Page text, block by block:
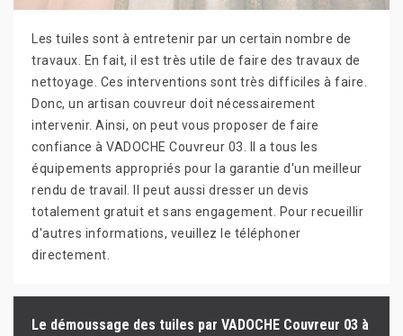
Les tuiles sont à entretenir par un certain nombre de
travaux. En fait, il est très utile de faire des travaux de
nettoyage. Ces interventions sont très difficiles à faire.
Donc, un artisan couvreur doit nécessairement
intervenir. Ainsi, on peut vous proposer de faire
confiance à VADOCHE Couvreur 03. Il a tous les
équipements appropriés pour la garantie d'un meilleur
rendu de travail. Il peut aussi dresser un devis
totalement gratuit et sans engagement. Pour recueillir
d'autres informations, veuillez le téléphoner
directement.
Le démoussage des tuiles par VADOCHE Couvreur 03 à